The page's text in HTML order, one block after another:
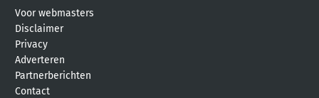
Voor webmasters
Disclaimer
Privacy
Adverteren
Partnerberichten
Contact